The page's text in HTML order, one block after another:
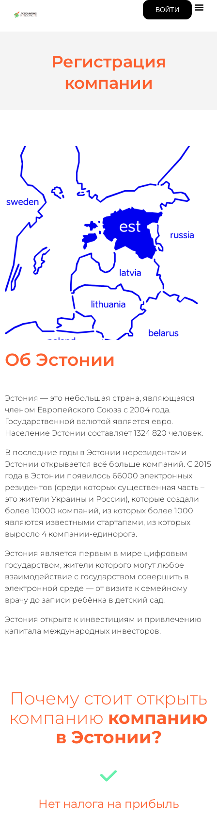
ВОЙТИ
Регистрация
компании
Об Эстонии
Эстония — это небольшая страна, являющаяся
членом Европейского Союза с 2004 года.
Государственной валютой является евро.
Население Эстонии составляет 1324 820 человек.
В последние годы в Эстонии нерезидентами
Эстонии открывается всё больше компаний. С 2015
года в Эстонии появилось 66000 электронных
резидентов (среди которых существенная часть –
это жители Украины и России), которые создали
более 10000 компаний, из которых более 1000
являются известными стартапами, из которых
выросло 4 компании-единорога.
Эстония является первым в мире цифровым
государством, жители которого могут любое
взаимодействие с государством совершить в
электронной среде — от визита к семейному
врачу до записи ребёнка в детский сад.
Эстония открыта к инвестициям и привлечению
капитала международных инвесторов.
Почему стоит открыть
компанию компанию
в Эстонии?
Нет налога на прибыль